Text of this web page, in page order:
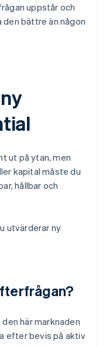
uppstår och
bättre än någon
ut på ytan, men
kapital måste du
hållbar och
utvärderar ny
här marknaden
efter bevis på aktiv